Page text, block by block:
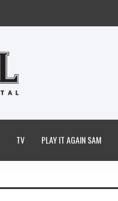
TV PLAY IT AGAIN SAM